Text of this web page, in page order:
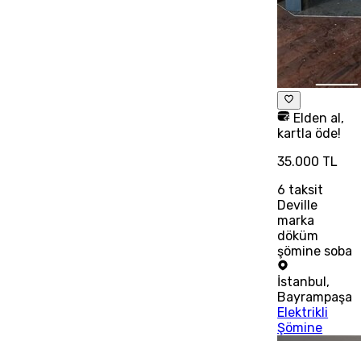
Elden al,
kartla öde!
35.000 TL
6 taksit
Deville
marka
döküm
şömine soba
İstanbul,
Bayrampaşa
Elektrikli
Şömine